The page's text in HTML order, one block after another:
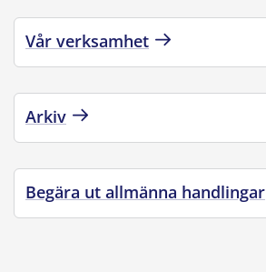
Vår verksamhet
Arkiv
Begära ut allmänna handlingar